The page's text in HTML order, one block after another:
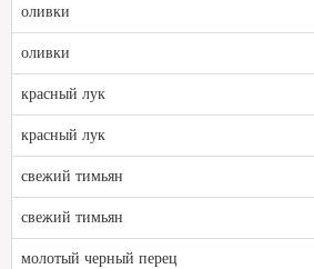
оливки
оливки
красный лук
красный лук
свежий тимьян
свежий тимьян
молотый черный перец